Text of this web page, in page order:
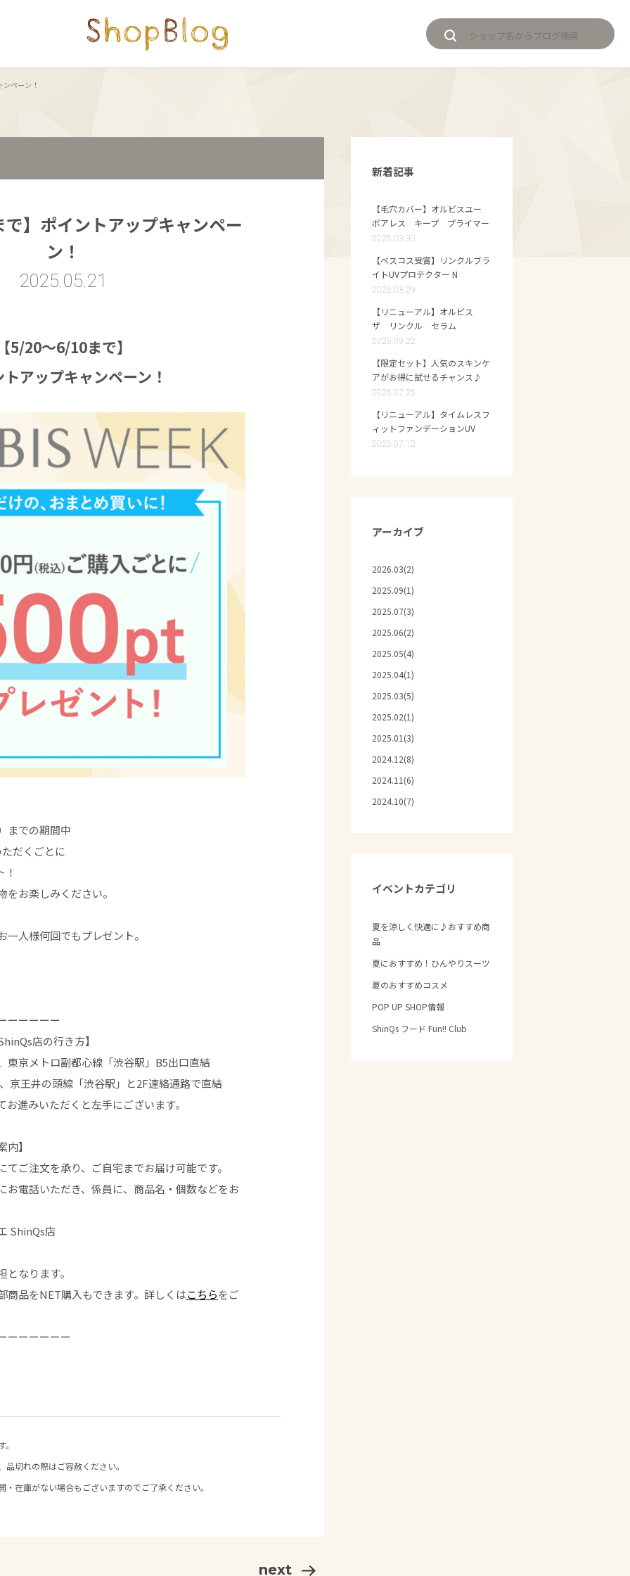
ペーン！
】ポイントアップキャンペー
ン！
2025.05.21
5/20〜6/10まで】
アップキャンペーン！
までの期間中
だくごとに
お楽しみください。
人様何回でもプレゼント。
ーーーーー
店の行き方】
東京メトロ副都心線「渋谷駅」B5出口直結
京王井の頭線「渋谷駅」と2F連絡通路で直結
進みいただくと左手にございます。
】
ご注文を承り、ご自宅までお届け可能です。
お電話いただき、係員に、商品名・個数などをお
ShinQs店
なります。
品をNET購入もできます。詳しくはこちらをご
ーーーーーー
切れの際はご容赦ください。
在庫がない場合もございますのでご了承ください。
next
新着記事
【毛穴カバー】オルビスユー
ポアレス キープ プライマー
2026.03.30
【ベスコス受賞】リンクルブラ
イトUVプロテクター N
2026.03.29
【リニューアル】オルビス
ザ リンクル セラム
2025.09.22
【限定セット】人気のスキンケ
アがお得に試せるチャンス♪
2025.07.25
【リニューアル】タイムレスフ
ィットファンデーションUV
2025.07.12
アーカイブ
2026.03(2)
2025.09(1)
2025.07(3)
2025.06(2)
2025.05(4)
2025.04(1)
2025.03(5)
2025.02(1)
2025.01(3)
2024.12(8)
2024.11(6)
2024.10(7)
イベントカテゴリ
夏を涼しく快適に♪おすすめ商
品
夏におすすめ！ひんやりスーツ
夏のおすすめコスメ
POP UP SHOP情報
ShinQs フード Fun!! Club